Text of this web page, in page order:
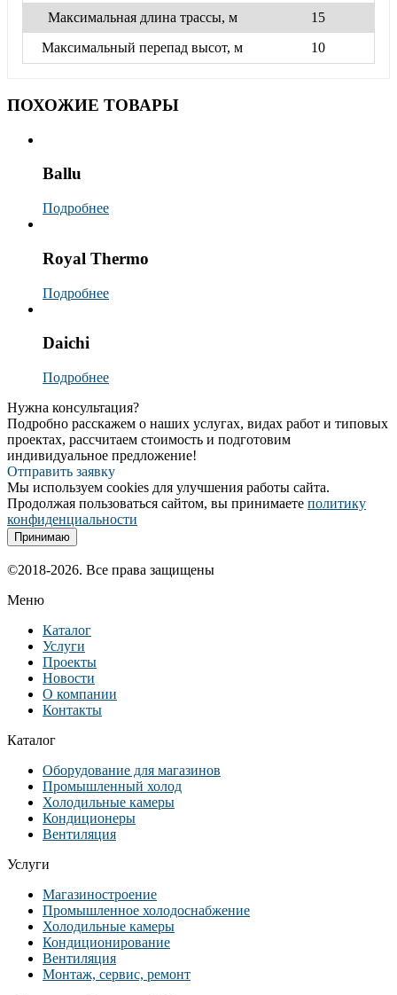
Максимальная длина трассы, м
15
Максимальный перепад высот, м
10
ПОХОЖИЕ ТОВАРЫ
Ballu
Подробнее
Royal Thermo
Подробнее
Daichi
Подробнее
Нужна консультация?
Подробно расскажем о наших услугах, видах работ и типовых
проектах, рассчитаем стоимость и подготовим
индивидуальное предложение!
Отправить заявку
Мы используем cookies для улучшения работы сайта.
Продолжая пользоваться сайтом, вы принимаете политику
конфиденциальности
Принимаю
©2018-2026. Все права защищены
Меню
Каталог
Услуги
Проекты
Новости
О компании
Контакты
Каталог
Оборудование для магазинов
Промышленный холод
Холодильные камеры
Кондиционеры
Вентиляция
Услуги
Магазиностроение
Промышленное холодоснабжение
Холодильные камеры
Кондиционирование
Вентиляция
Монтаж, сервис, ремонт